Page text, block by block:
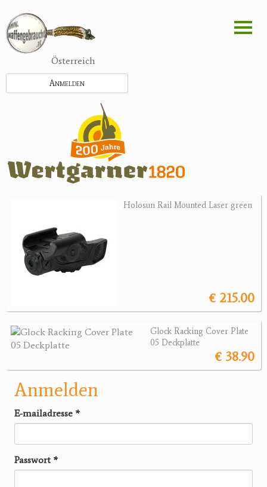
zum
Inhalt
Österreich
Anmelden
Holosun Rail Mounted Laser green
€ 215.00
Glock Racking Cover Plate
05 Deckplatte
€ 38.90
Anmelden
E-mailadresse *
Passwort *